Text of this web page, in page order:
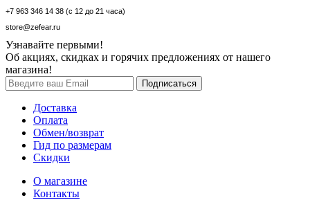
+7 963 346 14 38 (с 12 до 21 часа)
store@zefear.ru
Узнавайте первыми!
Об акциях, скидках и горячих предложениях от нашего
магазина!
Доставка
Оплата
Обмен/возврат
Гид по размерам
Скидки
О магазине
Контакты